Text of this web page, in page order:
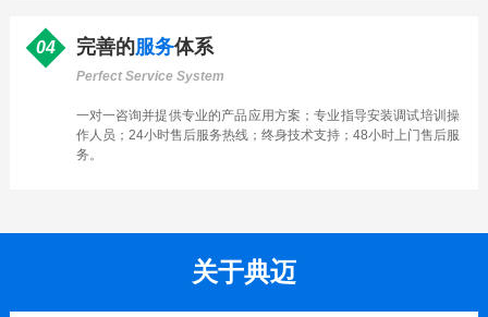
04 完善的服务体系
Perfect Service System
一对一咨询并提供专业的产品应用方案；专业指导安装调试培训操
作人员；24小时售后服务热线；终身技术支持；48小时上门售后服
务。
关于典迈